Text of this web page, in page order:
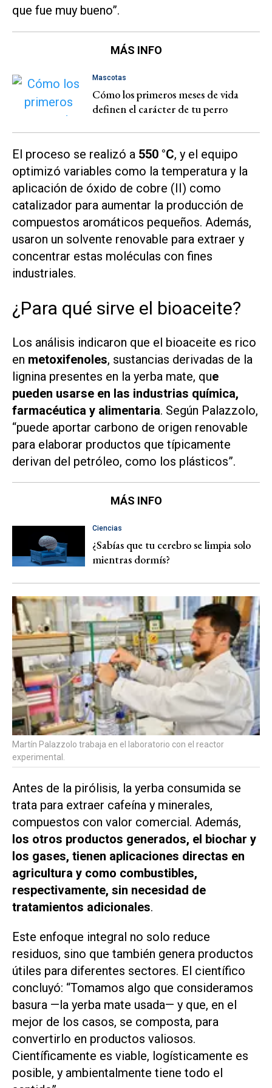
que fue muy bueno”.
MÁS INFO
Mascotas
Cómo los primeros meses de vida
definen el carácter de tu perro
El proceso se realizó a 550 °C, y el equipo
optimizó variables como la temperatura y la
aplicación de óxido de cobre (II) como
catalizador para aumentar la producción de
compuestos aromáticos pequeños. Además,
usaron un solvente renovable para extraer y
concentrar estas moléculas con fines
industriales.
¿Para qué sirve el bioaceite?
Los análisis indicaron que el bioaceite es rico
en metoxifenoles, sustancias derivadas de la
lignina presentes en la yerba mate, que
pueden usarse en las industrias química,
farmacéutica y alimentaria. Según Palazzolo,
“puede aportar carbono de origen renovable
para elaborar productos que típicamente
derivan del petróleo, como los plásticos”.
MÁS INFO
Ciencias
¿Sabías que tu cerebro se limpia solo
mientras dormís?
Martín Palazzolo trabaja en el laboratorio con el reactor
experimental.
Antes de la pirólisis, la yerba consumida se
trata para extraer cafeína y minerales,
compuestos con valor comercial. Además,
los otros productos generados, el biochar y
los gases, tienen aplicaciones directas en
agricultura y como combustibles,
respectivamente, sin necesidad de
tratamientos adicionales.
Este enfoque integral no solo reduce
residuos, sino que también genera productos
útiles para diferentes sectores. El científico
concluyó: “Tomamos algo que consideramos
basura —la yerba mate usada— y que, en el
mejor de los casos, se composta, para
convertirlo en productos valiosos.
Científicamente es viable, logísticamente es
posible, y ambientalmente tiene todo el